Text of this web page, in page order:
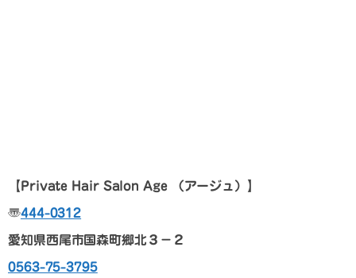
【Private Hair Salon Age （アージュ） 】
〠444-0312
愛知県西尾市国森町郷北３－２
0563-75-3795